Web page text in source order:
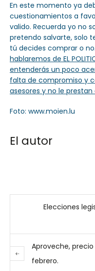
En este momento ya
cuestionamientos a
valido. Recuerda yo no
pretendo salvarte, solo
tú decides comprar o no.
hablaremos de EL
entenderás un poco
falta de compromiso y
asesores y no le
Foto: www.moien.lu
El autor
Elecciones
Aproveche, precio
febrero.